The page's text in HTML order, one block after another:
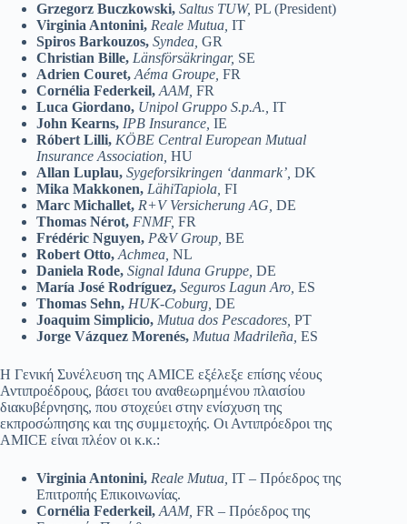
Grzegorz Buczkowski, Saltus TUW, PL (President)
Virginia Antonini, Reale Mutua, IT
Spiros Barkouzos, Syndea, GR
Christian Bille, Länsförsäkringar, SE
Adrien Couret, Aéma Groupe, FR
Cornélia Federkeil, AAM, FR
Luca Giordano, Unipol Gruppo S.p.A., IT
John Kearns, IPB Insurance, IE
Róbert Lilli, KÖBE Central European Mutual
Insurance Association, HU
Allan Luplau, Sygeforsikringen ‘danmark’, DK
Mika Makkonen, LähiTapiola, FI
Marc Michallet, R+V Versicherung AG, DE
Thomas Nérot, FNMF, FR
Frédéric Nguyen, P&V Group, BE
Robert Otto, Achmea, NL
Daniela Rode, Signal Iduna Gruppe, DE
María José Rodríguez, Seguros Lagun Aro, ES
Thomas Sehn, HUK-Coburg, DE
Joaquim Simplicio, Mutua dos Pescadores, PT
Jorge Vázquez Morenés, Mutua Madrileña, ES
Η Γενική Συνέλευση της AMICE εξέλεξε επίσης νέους
Αντιπροέδρους, βάσει του αναθεωρημένου πλαισίου
διακυβέρνησης, που στοχεύει στην ενίσχυση της
εκπροσώπησης και της συμμετοχής. Οι Αντιπρόεδροι της
AMICE είναι πλέον οι κ.κ.:
Virginia Antonini, Reale Mutua, IT – Πρόεδρος της
Επιτροπής Επικοινωνίας.
Cornélia Federkeil, AAM, FR – Πρόεδρος της